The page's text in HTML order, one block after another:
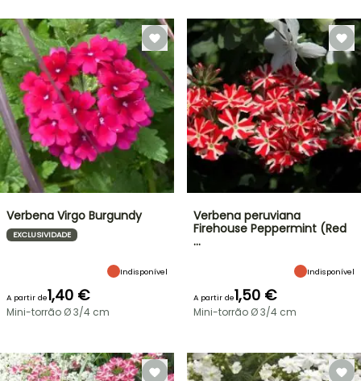
Verbena Virgo Burgundy
EXCLUSIVIDADE
Indisponível
A partir de1,40 €
Mini-torrão Ø 3/4 cm
Verbena peruviana
Firehouse Peppermint (Red
…
Indisponível
A partir de1,50 €
Mini-torrão Ø 3/4 cm